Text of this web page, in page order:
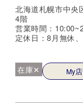
北海道札幌市中
4階
営業時間：
定休日：8月無休
在庫✕ My